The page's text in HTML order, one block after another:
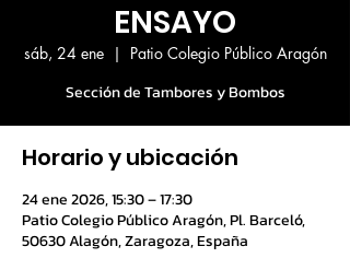
ENSAYO
sáb, 24 ene
  |
Patio Colegio Público Aragón
Sección de Tambores y Bombos
Horario y ubicación
24 ene 2026, 15:30 – 17:30
Patio Colegio Público Aragón, Pl. Barceló,
50630 Alagón, Zaragoza, España